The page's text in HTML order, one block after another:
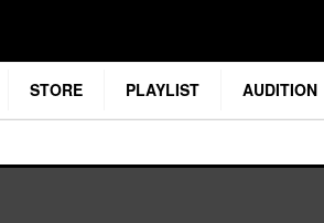
STORE PLAYLIST AUDITION